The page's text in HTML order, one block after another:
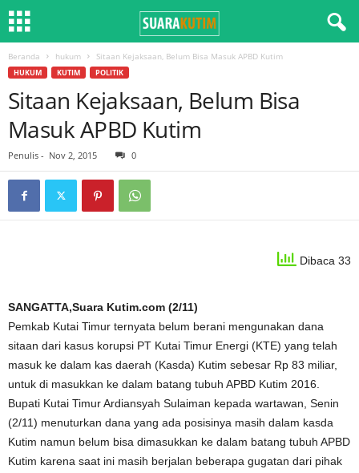
Beranda hukum Sitaan Kejaksaan, Belum Bisa Masuk APBD Kutim
HUKUM KUTIM POLITIK
Sitaan Kejaksaan, Belum Bisa
Masuk APBD Kutim
Penulis - Nov 2, 2015 0
Dibaca 33
SANGATTA,Suara Kutim.com (2/11)
Pemkab Kutai Timur ternyata belum berani mengunakan dana
sitaan dari kasus korupsi PT Kutai Timur Energi (KTE) yang telah
masuk ke dalam kas daerah (Kasda) Kutim sebesar Rp 83 miliar,
untuk di masukkan ke dalam batang tubuh APBD Kutim 2016.
Bupati Kutai Timur Ardiansyah Sulaiman kepada wartawan, Senin
(2/11) menuturkan dana yang ada posisinya masih dalam kasda
Kutim namun belum bisa dimasukkan ke dalam batang tubuh APBD
Kutim karena saat ini masih berjalan beberapa gugatan dari pihak